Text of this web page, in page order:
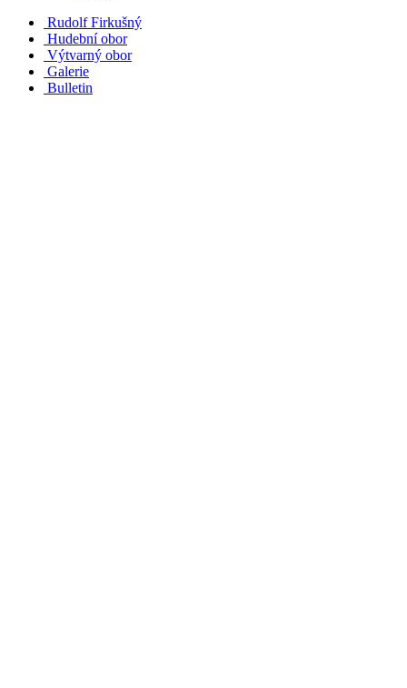
Rudolf Firkušný
Hudební obor
Výtvarný obor
Galerie
Bulletin